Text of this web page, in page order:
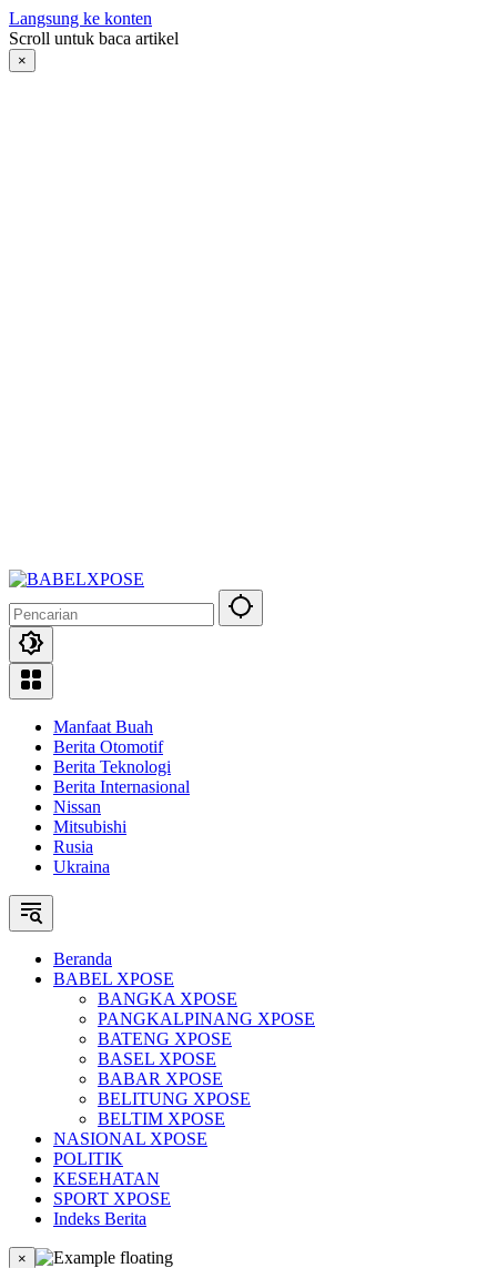
Langsung ke konten
Scroll untuk baca artikel
×
Manfaat Buah
Berita Otomotif
Berita Teknologi
Berita Internasional
Nissan
Mitsubishi
Rusia
Ukraina
Beranda
BABEL XPOSE
BANGKA XPOSE
PANGKALPINANG XPOSE
BATENG XPOSE
BASEL XPOSE
BABAR XPOSE
BELITUNG XPOSE
BELTIM XPOSE
NASIONAL XPOSE
POLITIK
KESEHATAN
SPORT XPOSE
Indeks Berita
×